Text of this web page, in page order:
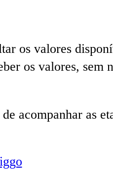
os valores
os valores, sem
acompanhar as